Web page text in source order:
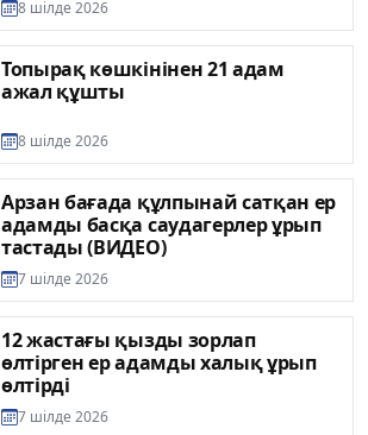
8 шілде 2026
Топырақ көшкінінен 21 адам
ажал құшты
8 шілде 2026
Арзан бағада құлпынай сатқан ер
адамды басқа саудагерлер ұрып
тастады (ВИДЕО)
7 шілде 2026
12 жастағы қызды зорлап
өлтірген ер адамды халық ұрып
өлтірді
7 шілде 2026